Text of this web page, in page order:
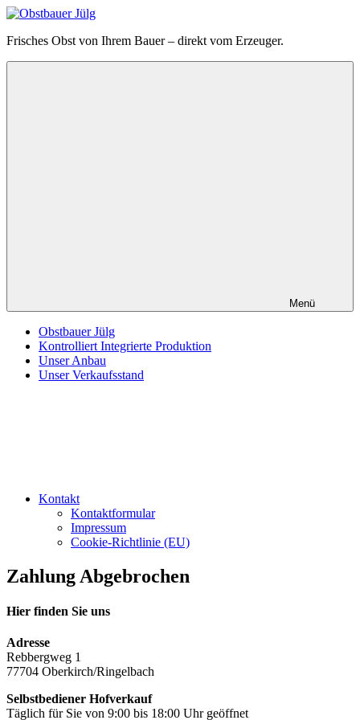
Zum
springen
Obstbauer
Frisches Obst von Ihrem Bauer – direkt vom Erzeuger.
Menü
Obstbauer Jülg
Kontrolliert Integrierte Produktion
Unser Anbau
Unser Verkaufsstand
Kontakt
Kontaktformular
Impressum
Cookie-Richtlinie (EU)
Zahlung Abgebrochen
Hier finden Sie uns
Adresse
Rebbergweg 1
77704 Oberkirch/Ringelbach
Selbstbediener Hofverkauf
Täglich für Sie von 9:00 bis 18:00 Uhr geöffnet